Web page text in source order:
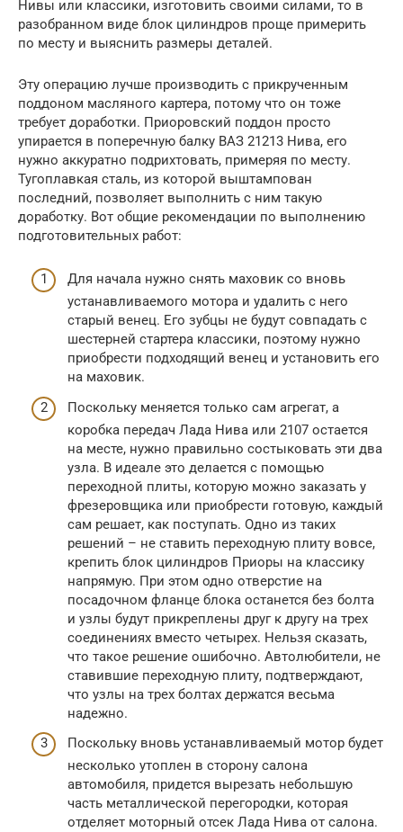
Нивы или классики, изготовить своими силами, то в
разобранном виде блок цилиндров проще примерить
по месту и выяснить размеры деталей.
Эту операцию лучше производить с прикрученным
поддоном масляного картера, потому что он тоже
требует доработки. Приоровский поддон просто
упирается в поперечную балку ВАЗ 21213 Нива, его
нужно аккуратно подрихтовать, примеряя по месту.
Тугоплавкая сталь, из которой выштампован
последний, позволяет выполнить с ним такую
доработку. Вот общие рекомендации по выполнению
подготовительных работ:
Для начала нужно снять маховик со вновь
устанавливаемого мотора и удалить с него
старый венец. Его зубцы не будут совпадать с
шестерней стартера классики, поэтому нужно
приобрести подходящий венец и установить его
на маховик.
Поскольку меняется только сам агрегат, а
коробка передач Лада Нива или 2107 остается
на месте, нужно правильно состыковать эти два
узла. В идеале это делается с помощью
переходной плиты, которую можно заказать у
фрезеровщика или приобрести готовую, каждый
сам решает, как поступать. Одно из таких
решений – не ставить переходную плиту вовсе,
крепить блок цилиндров Приоры на классику
напрямую. При этом одно отверстие на
посадочном фланце блока останется без болта
и узлы будут прикреплены друг к другу на трех
соединениях вместо четырех. Нельзя сказать,
что такое решение ошибочно. Автолюбители, не
ставившие переходную плиту, подтверждают,
что узлы на трех болтах держатся весьма
надежно.
Поскольку вновь устанавливаемый мотор будет
несколько утоплен в сторону салона
автомобиля, придется вырезать небольшую
часть металлической перегородки, которая
отделяет моторный отсек Лада Нива от салона.